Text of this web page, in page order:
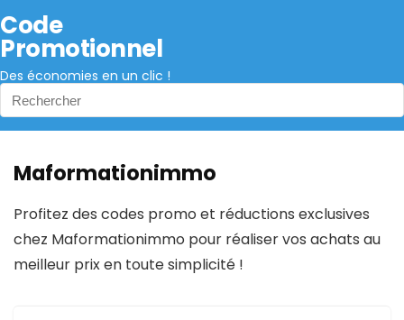
Code
Promotionnel
Des économies en un clic !
Maformationimmo
Profitez des codes promo et réductions exclusives
chez Maformationimmo pour réaliser vos achats au
meilleur prix en toute simplicité !